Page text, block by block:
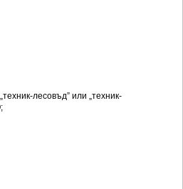
лесовъд” или „техник-